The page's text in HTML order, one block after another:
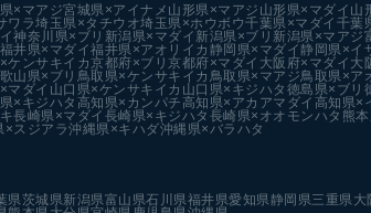
×マアジ宮城県×アイナメ 山形県×マアジ 山形県×マダイ 山
ワラ埼玉県×タチウオ埼玉県×ホウボウ千葉県×マダイ 千葉
神奈川県×ブリ 新潟県×マダイ 新潟県×ブリ 新潟県×マアジ
福井県×マダイ福井県×アオリイカ 静岡県×マダイ静岡県×イ
ケンサキイカ京都府×ブリ 京都府×マダイ 大阪府×マダイ 大
山県×ブリ 鳥取県×ケンサキイカ 鳥取県×マアジ鳥取県×ア
マダイ 山口県×ケンサキイカ 山口県×キジハタ 徳島県×ブリ
×キジハタ 高知県×カンパチ高知県×アカアマダイ 高知県×
長崎県×マダイ 長崎県×キジハタ 長崎県×オオモンハタ 熊
×スジアラ沖縄県×キハダ沖縄県×バラハタ
県茨城県新潟県富山県石川県福井県愛知県静岡県三重県 大